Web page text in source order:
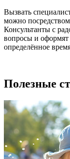
Вызвать
можно
Консультанты с
вопросы и оформят
определённое
Полезные